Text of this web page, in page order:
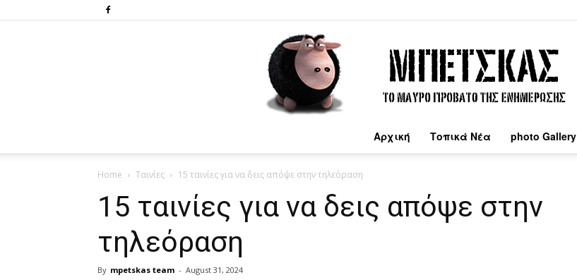
Αρχική Τοπικά Νέα photo Gallery
Home Ταινίες 15 ταινίες για να δεις απόψε στην τηλεόραση
15 ταινίες για να δεις απόψε στην
τηλεόραση
By mpetskas team - August 31, 2024